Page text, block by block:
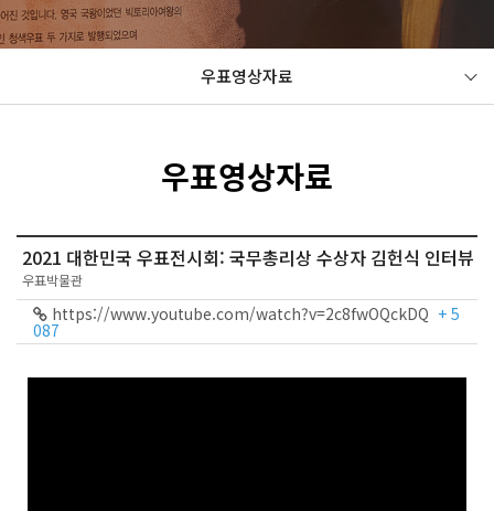
우표영상자료
우표영상자료
2021 대한민국 우표전시회: 국무총리상 수상자 김헌식 인터뷰
우표박물관
https://www.youtube.com/watch?v=2c8fwOQckDQ + 5
087